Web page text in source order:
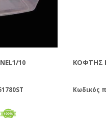
10 ΚΌΦΤΗΣ
Κωδικός